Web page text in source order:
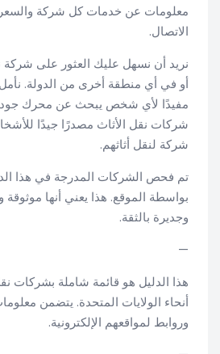
معلومات عن خدمات كل شركة والسعر
الاتصال.
نريد أن نسهل عليك العثور على
أو في أي منطقة أخرى من الدولة.
مفيدًا لأي شخص يبحث عن محرك
شركات نقل الأثاث مصدرًا جيدًا
شركة لنقل أثاثهم.
تم فحص الشركات المدرجة في هذا
بواسطة الموقع. هذا يعني أنها
وجديرة بالثقة.
—
هذا الدليل هو قائمة شاملة بشركات
أنحاء الولايات المتحدة. يتضمن
وروابط لمواقعهم الإلكترونية.